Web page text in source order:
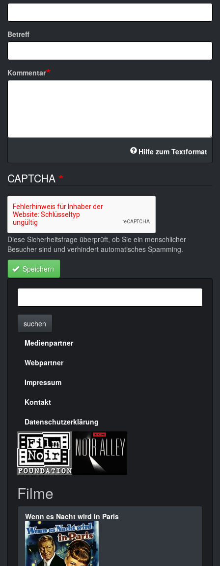
Betreff
Kommentar
Hilfe zum Textformat
CAPTCHA
Diese Sicherheitsfrage überprüft, ob Sie ein menschlicher
Besucher sind und verhindert automatisches Spamming.
Speichern
suchen
Menülinks
rechte
Seite
Medienpartner
Webpartner
Impressum
Kontakt
Datenschutzerklärung
Filme
Wenn es Nacht wird in Paris